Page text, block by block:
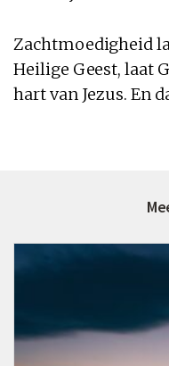
Zachtmoedigheid
Heilige Geest, laat
hart van Jezus. En